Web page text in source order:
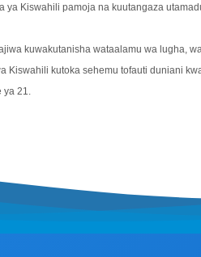
Kiswahili pamoja na kuutangaza
kuwakutanisha wataalamu wa lugha,
Kiswahili kutoka sehemu tofauti duniani
21.